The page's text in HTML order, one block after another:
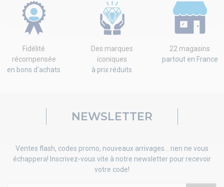
Fidélité
récompensée
en bons d'achats
Des marques
iconiques
à prix réduits
22 magasins
partout en France
NEWSLETTER
Ventes flash, codes promo, nouveaux arrivages... rien ne vous
échappera! Inscrivez-vous vite à notre newsletter pour recevoir
votre code!